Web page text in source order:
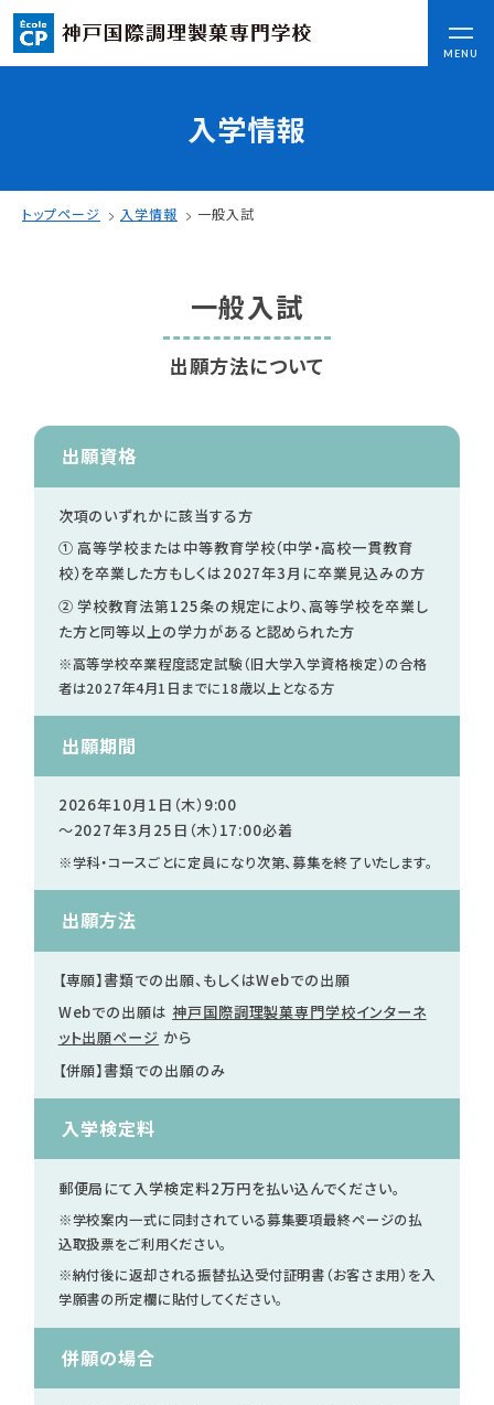
MENU
CLOSE
ここから始まる私の未来
学校法人 育成学園の歩み
学費・奨学金
本校独自の学費サポート制度
学費サポート
住まいサポート
学科紹介
調理学科
製菓学科
Wライセンスコース
資格・就職
資格について
就職について
内定者VOICE
インターンシップ
活躍する卒業生
学校の特長
チャレンジプログラム
フォローアップレッスン
サマーチャレンジ実習
Eラーニング
コンクールチャレンジ
施設・設備紹介
先生紹介
入学情報
トップページ 入学情報 一般入試
一般入試
出願方法について
出願資格
次項のいずれかに該当する方
① 高等学校または中等教育学校（中学・高校一貫教育
校）を卒業した方もしくは2027年3月に卒業見込みの方
② 学校教育法第125条の規定により、高等学校を卒業し
た方と同等以上の学力があると認められた方
※高等学校卒業程度認定試験（旧大学入学資格検定）の合格
者は2027年4月1日までに18歳以上となる方
出願期間
2026年10月1日（木）9:00
～2027年3月25日（木）17:00必着
※学科・コースごとに定員になり次第、募集を終了いたします。
出願方法
【専願】書類での出願、もしくはWebでの出願
Webでの出願は 神戸国際調理製菓専門学校インターネ
ット出願ページ から
【併願】書類での出願のみ
入学検定料
郵便局にて入学検定料2万円を払い込んでください。
※学校案内一式に同封されている募集要項最終ページの払
込取扱票をご利用ください。
※納付後に返却される振替払込受付証明書（お客さま用）を入
学願書の所定欄に貼付してください。
併願の場合